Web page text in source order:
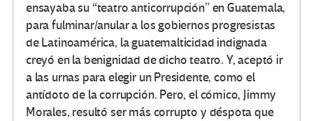
ensayaba su “teatro anticorrupción” en Guatemala,
para fulminar/anular a los gobiernos progresistas
de Latinoamérica, la guatemalticidad indignada
creyó en la benignidad de dicho teatro. Y, aceptó ir
a las urnas para elegir un Presidente, como el
antídoto de la corrupción. Pero, el cómico, Jimmy
Morales, resultó ser más corrupto y déspota que